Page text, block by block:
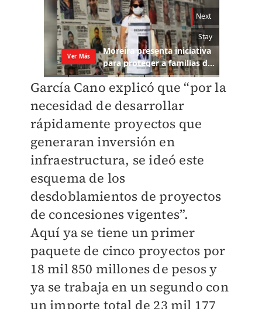
García Cano explicó que “por la
necesidad de desarrollar
rápidamente proyectos que
generaran inversión en
infraestructura, se ideó este
esquema de los
desdoblamientos de proyectos
de concesiones vigentes”.
Aquí ya se tiene un primer
paquete de cinco proyectos por
18 mil 850 millones de pesos y
ya se trabaja en un segundo con
un importe total de 23 mil 177